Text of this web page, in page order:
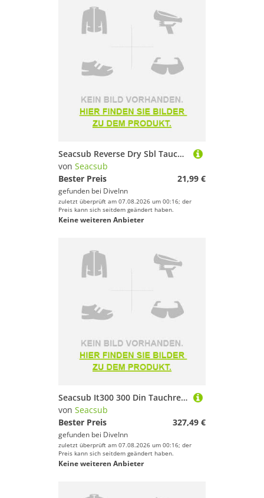
Seacsub Reverse Dry Sbl Tauchschnorchel
von Seacsub
Bester Preis
21,99 €
gefunden bei DiveInn
zuletzt überprüft am 07.08.2026 um 00:16; der
Preis kann sich seitdem geändert haben.
Keine weiteren Anbieter
Seacsub It300 300 Din Tauchregler-set
von Seacsub
Bester Preis
327,49 €
gefunden bei DiveInn
zuletzt überprüft am 07.08.2026 um 00:16; der
Preis kann sich seitdem geändert haben.
Keine weiteren Anbieter